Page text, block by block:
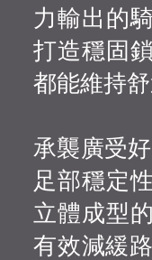
力輸出的
打造穩固
都能維持
承襲廣受
足部穩定
立體成型
有效減緩